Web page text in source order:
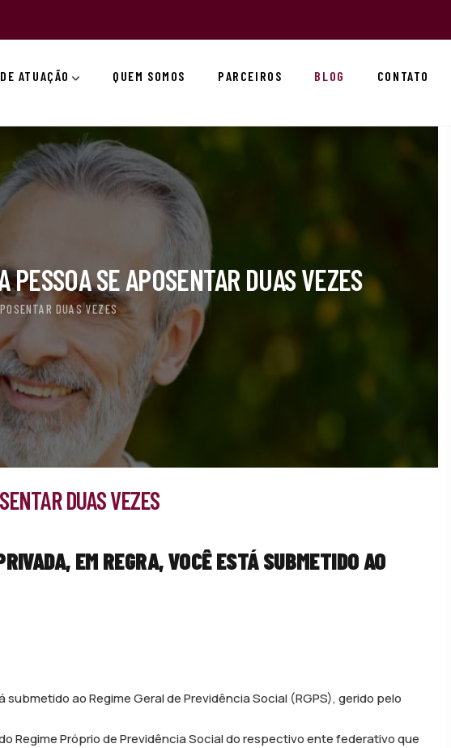
ATUAÇÃO QUEM SOMOS PARCEIROS BLOG CONTATO
PESSOA SE APOSENTAR DUAS VEZES
DUAS VEZES
DUAS VEZES
EM REGRA, VOCÊ ESTÁ SUBMETIDO AO
ao Regime Geral de Previdência Social (RGPS), gerido pelo
Regime Próprio de Previdência Social do respectivo ente federativo que